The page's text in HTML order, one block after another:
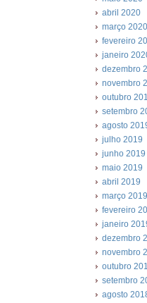
abril 2020
março 2020
fevereiro
janeiro
dezembro
novembro
outubro
setembro
agosto
julho 2019
junho 2019
maio 2019
abril 2019
março 2019
fevereiro
janeiro
dezembro
novembro
outubro
setembro
agosto